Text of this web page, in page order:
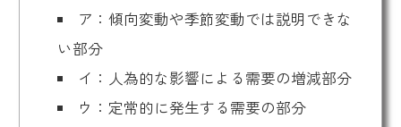
ア：傾向変動や季節変動では説明できな
い部分
イ：人為的な影響による需要の増減部分
ウ：定常的に発生する需要の部分